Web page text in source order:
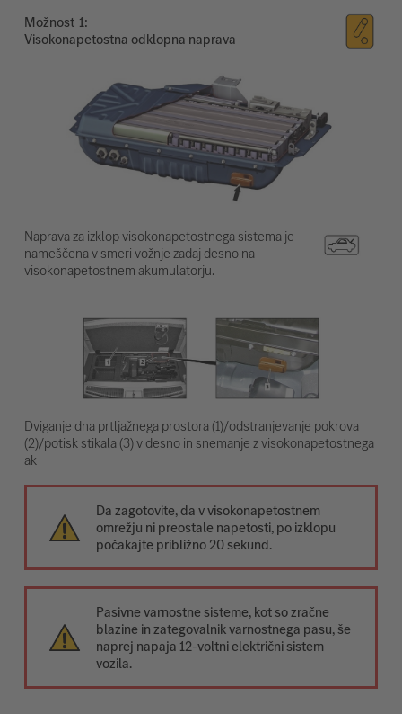
Možnost
Visokonapetostna odklopna naprava
Naprava za izklop visokonapetostnega sistema je
nameščena v smeri vožnje zadaj desno na
visokonapetostnem akumulatorju.
Dviganje dna prtljažnega prostora (1)/odstranjevanje pokrova
(2)/potisk stikala (3) v desno in snemanje z visokonapetostnega
ak
Da zagotovite, da v visokonapetostnem
omrežju ni preostale napetosti, po izklopu
počakajte približno 20 sekund.
Pasivne varnostne sisteme, kot so zračne
blazine in zategovalnik varnostnega pasu, še
naprej napaja 12-voltni električni sistem
vozila.